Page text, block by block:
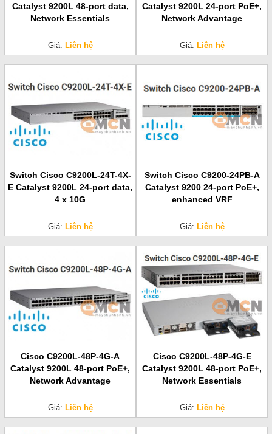
Catalyst 9200L 48-port data,
Network Essentials
Giá: Liên hệ
Catalyst 9200L 24-port PoE+,
Network Advantage
Giá: Liên hệ
Switch Cisco C9200L-24T-4X-
E Catalyst 9200L 24-port data,
4 x 10G
Giá: Liên hệ
Switch Cisco C9200-24PB-A
Catalyst 9200 24-port PoE+,
enhanced VRF
Giá: Liên hệ
Cisco C9200L-48P-4G-A
Catalyst 9200L 48-port PoE+,
Network Advantage
Giá: Liên hệ
Cisco C9200L-48P-4G-E
Catalyst 9200L 48-port PoE+,
Network Essentials
Giá: Liên hệ